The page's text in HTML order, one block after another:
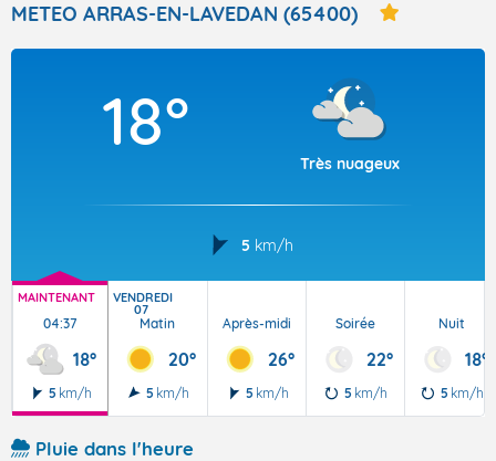
Articles
METEO ARRAS-EN-LAVEDAN (65400)
18°
Très nuageux
5 km/h
MAINTENANT
04:37
18°
5 km/h
VENDREDI
07
Matin
20°
5 km/h
Après-midi
26°
5 km/h
Soirée
22°
5 km/h
Nuit
18°
5 km/h
Pluie dans l'heure